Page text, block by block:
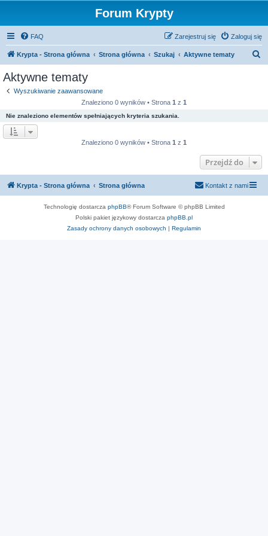
Forum Krypty
FAQ Zaloguj się
Zarejestruj się
Krypta - Strona główna Strona główna Szukaj Aktywne tematy
Aktywne tematy
Wyszukiwanie zaawansowane
Znaleziono 0 wyników • Strona 1 z 1
Nie znaleziono elementów spełniających kryteria szukania.
Znaleziono 0 wyników • Strona 1 z 1
Przejdź do
Krypta - Strona główna Strona główna Kontakt z nami
Technologię dostarcza phpBB® Forum Software © phpBB Limited
Polski pakiet językowy dostarcza phpBB.pl
Zasady ochrony danych osobowych | Regulamin